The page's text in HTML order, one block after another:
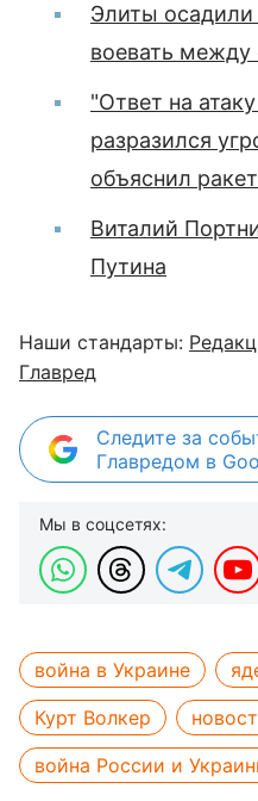
Элиты
воевать между
"Ответ на
разразился
объяснил
Виталий
Путина
Наши стандарты:
Главред
Следите за
Главредом в
Мы в соцсетях:
война в Украине
Курт Волкер
война России и